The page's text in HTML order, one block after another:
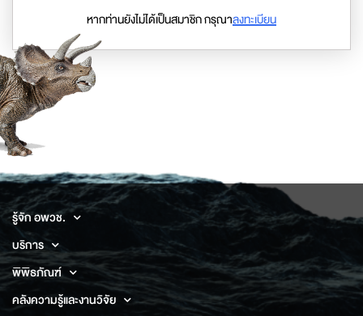
หากท่านยังไม่ได้เป็นสมาชิก กรุณาลงทะเบียน
รู้จัก อพวช.
บริการ
พิพิธภัณฑ์
คลังความรู้และงานวิจัย